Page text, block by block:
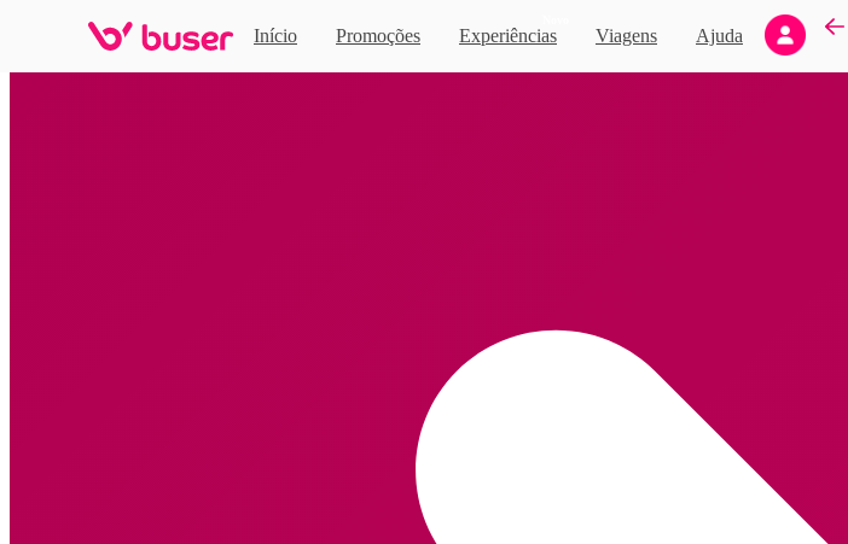
Início Promoções Experiências Viagens Ajuda
Home